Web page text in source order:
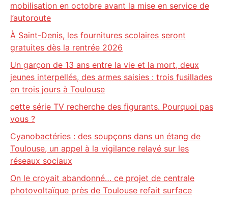
mobilisation en octobre avant la mise en service de
l’autoroute
À Saint-Denis, les fournitures scolaires seront
gratuites dès la rentrée 2026
Un garçon de 13 ans entre la vie et la mort, deux
jeunes interpellés, des armes saisies : trois fusillades
en trois jours à Toulouse
cette série TV recherche des figurants. Pourquoi pas
vous ?
Cyanobactéries : des soupçons dans un étang de
Toulouse, un appel à la vigilance relayé sur les
réseaux sociaux
On le croyait abandonné… ce projet de centrale
photovoltaïque près de Toulouse refait surface